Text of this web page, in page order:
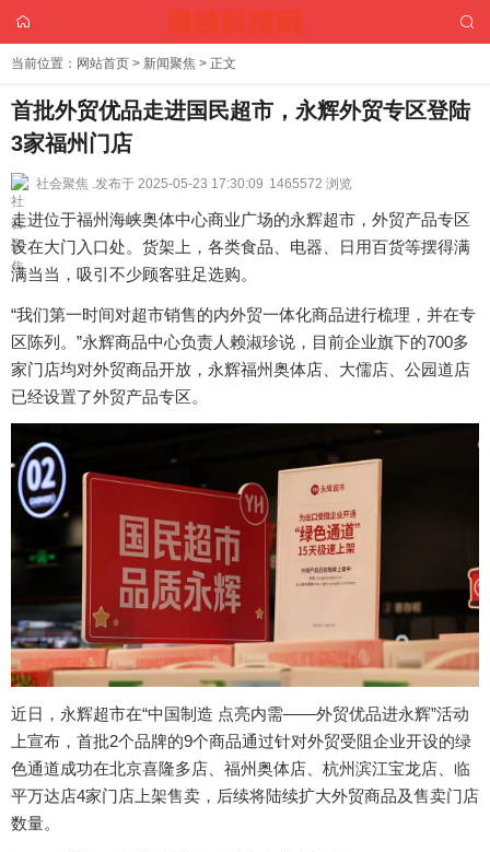
当前位置： 网站首页 > 新闻聚焦 > 正文
首批外贸优品走进国民超市，永辉外贸专区登陆
3家福州门店
社会聚焦 .发布于 2025-05-23 17:30:09 1465572 浏览
走进位于福州海峡奥体中心商业广场的永辉超市，外贸产品专区
设在大门入口处。货架上，各类食品、电器、日用百货等摆得满
满当当，吸引不少顾客驻足选购。
“我们第一时间对超市销售的内外贸一体化商品进行梳理，并在专
区陈列。”永辉商品中心负责人赖淑珍说，目前企业旗下的700多
家门店均对外贸商品开放，永辉福州奥体店、大儒店、公园道店
已经设置了外贸产品专区。
近日，永辉超市在“中国制造 点亮内需——外贸优品进永辉”活动
上宣布，首批2个品牌的9个商品通过针对外贸受阻企业开设的绿
色通道成功在北京喜隆多店、福州奥体店、杭州滨江宝龙店、临
平万达店4家门店上架售卖，后续将陆续扩大外贸商品及售卖门店
数量。